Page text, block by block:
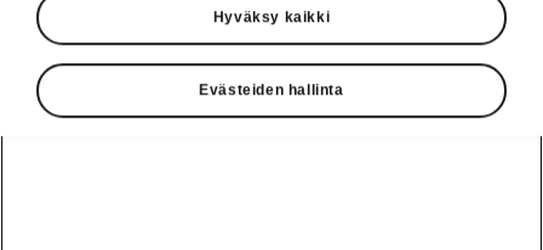
Hyväksy kaikki
Evästeiden hallinta